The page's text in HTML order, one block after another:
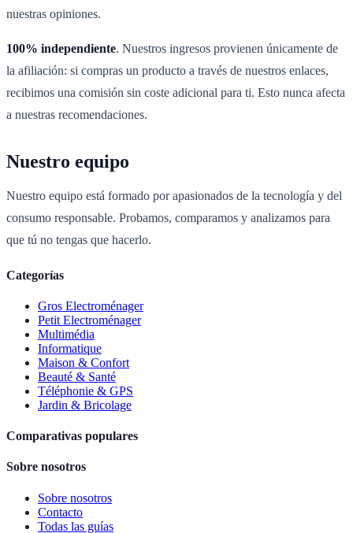
nuestras opiniones.
100% independiente. Nuestros ingresos provienen únicamente de
la afiliación: si compras un producto a través de nuestros enlaces,
recibimos una comisión sin coste adicional para ti. Esto nunca afecta
a nuestras recomendaciones.
Nuestro equipo
Nuestro equipo está formado por apasionados de la tecnología y del
consumo responsable. Probamos, comparamos y analizamos para
que tú no tengas que hacerlo.
Categorías
Gros Electroménager
Petit Electroménager
Multimédia
Informatique
Maison & Confort
Beauté & Santé
Téléphonie & GPS
Jardin & Bricolage
Comparativas populares
Sobre nosotros
Sobre nosotros
Contacto
Todas las guías